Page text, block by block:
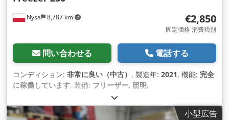
Nysa 8,787 km €2,850
固定価格 消費税別
問い合わせる 電話する
コンディション: 非常に良い（中古） , 製造年: 2021, 機能: 完全
に稼働しています, 装備: フリーザー, 照明,
小型広告